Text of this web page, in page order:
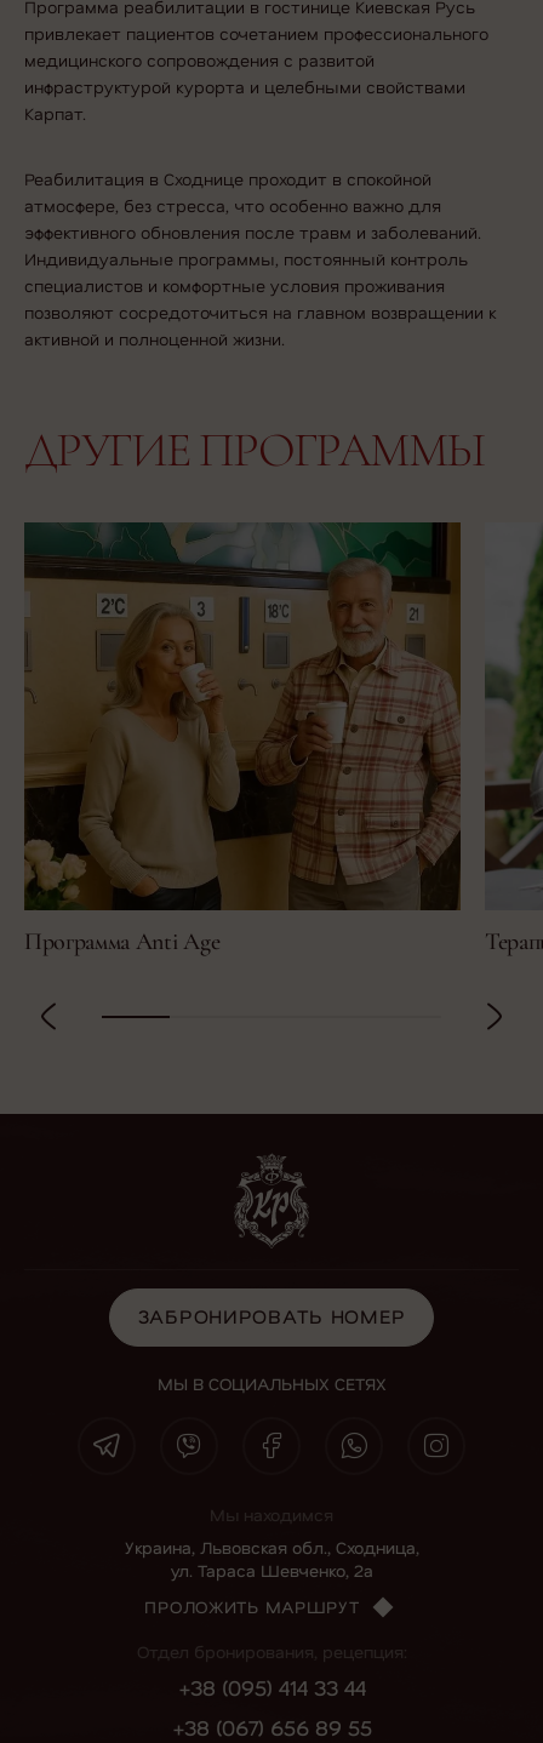
Программа реабилитации в гостинице Киевская Русь
привлекает пациентов сочетанием профессионального
медицинского сопровождения с развитой
инфраструктурой курорта и целебными свойствами
Карпат.
Реабилитация в Сходнице проходит в спокойной
атмосфере, без стресса, что особенно важно для
эффективного обновления после травм и заболеваний.
Индивидуальные программы, постоянный контроль
специалистов и комфортные условия проживания
позволяют сосредоточиться на главном возвращении к
активной и полноценной жизни.
ДРУГИЕ ПРОГРАММЫ
Программа Anti Age
ЗАБРОНИРОВАТЬ НОМЕР
ЗАБРОНИРОВАТЬ НОМЕР
МЫ В СОЦИАЛЬНЫХ СЕТЯХ
Мы находимся
Украина, Львовская обл., Сходница,
ул. Тараса Шевченко, 2а
ПРОЛОЖИТЬ МАРШРУТ
Отдел бронирования, рецепция:
+38 (095) 414 33 44
+38 (067) 656 89 55